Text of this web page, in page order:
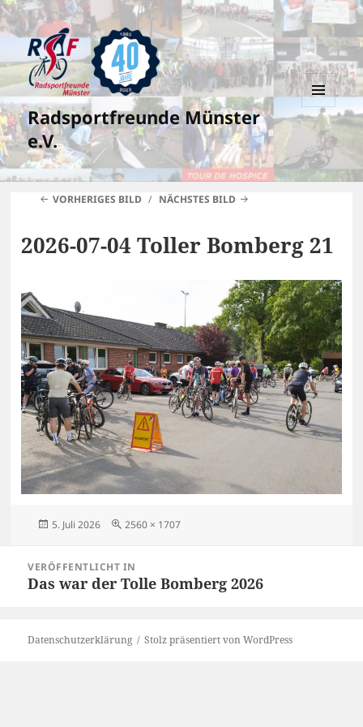
Radsportfreunde Münster
e.V.
MENÜ
UND
WIDGETS
VORHERIGES BILD NÄCHSTES BILD
2026-07-04 Toller Bomberg 21
Veröffentlicht
5. Juli 2026 Originalgröße
2560 × 1707
VERÖFFENTLICHT IN
Das war der Tolle Bomberg 2026
Datenschutzerklärung Stolz präsentiert von WordPress